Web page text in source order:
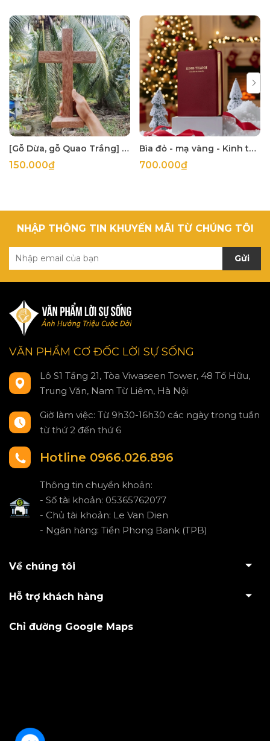
[Gỗ Dừa, gỗ Quao Trắng] Thập tự thánh giá treo tường
150.000₫
Bìa đỏ - mạ vàng - Kinh thánh 1925 khổ lớn 14x21cm in tại Hàn Quốc
700.000₫
NHẬP THÔNG TIN KHUYẾN MÃI TỪ CHÚNG TÔI
Gửi
VĂN PHẨM CƠ ĐỐC LỜI SỰ SỐNG
Lô S1 Tầng 21, Tòa Viwaseen Tower, 48 Tố Hữu,
Trung Văn, Nam Từ Liêm, Hà Nội
Giờ làm việc: Từ 9h30-16h30 các ngày trong tuần
từ thứ 2 đến thứ 6
Hotline 0966.026.896
Thông tin chuyển khoản:
- Số tài khoản: 05365762077
- Chủ tài khoản: Le Van Dien
- Ngân hàng: Tiền Phong Bank (TPB)
Về chúng tôi
Hỗ trợ khách hàng
Chỉ đường Google Maps